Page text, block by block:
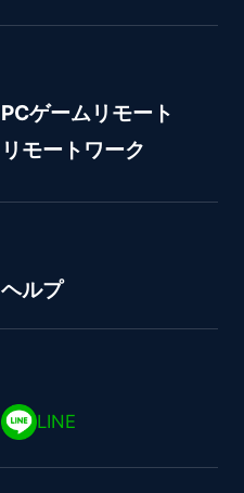
PCゲームリモート
リモートワーク
ヘルプ
LINE